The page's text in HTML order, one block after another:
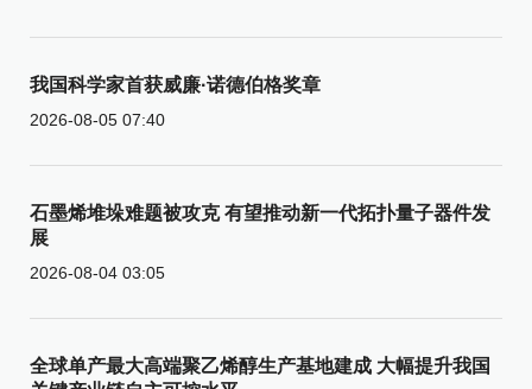
我国科学家首获威廉·诺德伯格奖章
2026-08-05 07:40
石墨烯堆垛难题被攻克 有望推动新一代拓扑量子器件发
展
2026-08-04 03:05
全球单产最大高端聚乙烯醇生产基地建成 大幅提升我国